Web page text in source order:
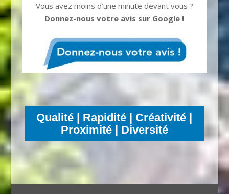
Vous avez moins d’une minute devant vous ?
Donnez-nous votre avis sur Google !
Qualité | Rapidité
Créativité |
Proximité | Diversité